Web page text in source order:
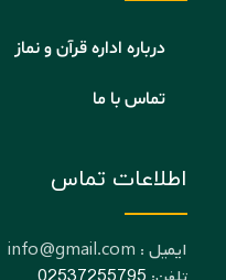
درباره اداره قرآن و نماز
تماس با ما
اطلاعات تماس
ایمیل : info@gmail.com